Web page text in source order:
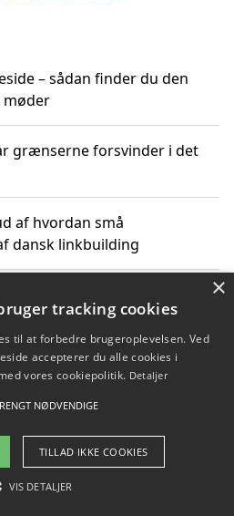
– sådan finder du den
møder
grænserne forsvinder i det
af hvordan små
dansk linkbuilding
ekspert og vælg den
vedligeholde din løsning
2026 - Pilanto Aps
×
tracking cookies
til at forbedre brugeroplevelsen. Ved
accepterer du alle cookies i
vores cookiepolitik. Detaljer
NØDVENDIGE
TILLAD IKKE COOKIES
VIS DETALJER